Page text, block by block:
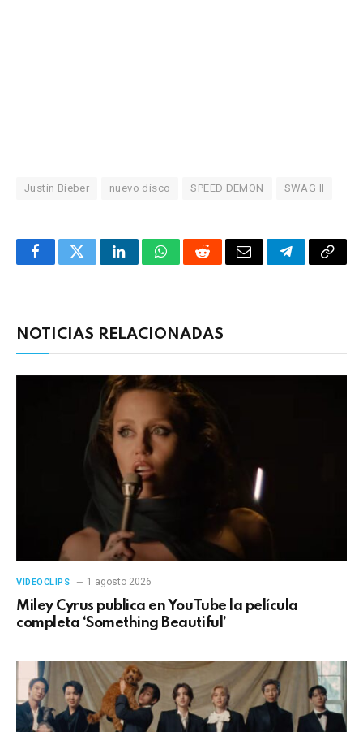
Justin Bieber nuevo disco SPEED DEMON SWAG II
FacebookTwitterLinkedInWhatsAppRedditCorreoTelegrama
NOTICIAS RELACIONADAS
VIDEOCLIPS 1 agosto 2026
Miley Cyrus publica en YouTube la película
completa ‘Something Beautiful’